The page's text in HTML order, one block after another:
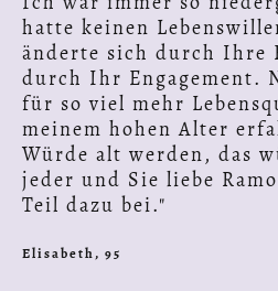
hatte keinen
änderte sich durch Ihre
durch Ihr Engagement.
für so viel mehr
meinem hohen Alter
Würde alt werden, das
jeder und Sie liebe
Teil dazu bei."
Elisabeth, 95